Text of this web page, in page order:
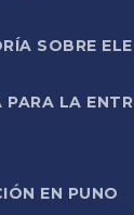
SOBRE
LA
EN PUNO